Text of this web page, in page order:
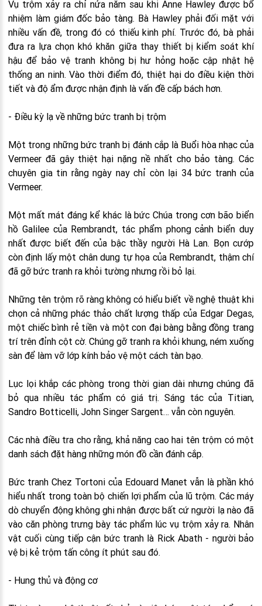
Vụ trộm xảy ra chỉ nửa năm sau khi Anne Hawley được bổ
nhiệm làm giám đốc bảo tàng. Bà Hawley phải đối mặt với
nhiều vấn đề, trong đó có thiếu kinh phí. Trước đó, bà phải
đưa ra lựa chọn khó khăn giữa thay thiết bị kiểm soát khí
hậu để bảo vệ tranh không bị hư hỏng hoặc cập nhật hệ
thống an ninh. Vào thời điểm đó, thiệt hại do điều kiện thời
tiết và độ ẩm được nhận định là vấn đề cấp bách hơn.
- Điều kỳ lạ về những bức tranh bị trộm
Một trong những bức tranh bị đánh cắp là Buổi hòa nhạc của
Vermeer đã gây thiệt hại nặng nề nhất cho bảo tàng. Các
chuyên gia tin rằng ngày nay chỉ còn lại 34 bức tranh của
Vermeer.
Một mất mát đáng kể khác là bức Chúa trong cơn bão biển
hồ Galilee của Rembrandt, tác phẩm phong cảnh biển duy
nhất được biết đến của bậc thầy người Hà Lan. Bọn cướp
còn định lấy một chân dung tự họa của Rembrandt, thậm chí
đã gỡ bức tranh ra khỏi tường nhưng rồi bỏ lại.
Những tên trộm rõ ràng không có hiểu biết về nghệ thuật khi
chọn cả những phác thảo chất lượng thấp của Edgar Degas,
một chiếc bình rẻ tiền và một con đại bàng bằng đồng trang
trí trên đỉnh cột cờ. Chúng gỡ tranh ra khỏi khung, ném xuống
sàn để làm vỡ lớp kính bảo vệ một cách tàn bạo.
Lục lọi khắp các phòng trong thời gian dài nhưng chúng đã
bỏ qua nhiều tác phẩm có giá trị. Sáng tác của Titian,
Sandro Botticelli, John Singer Sargent… vẫn còn nguyên.
Các nhà điều tra cho rằng, khả năng cao hai tên trộm có một
danh sách đặt hàng những món đồ cần đánh cắp.
Bức tranh Chez Tortoni của Edouard Manet vẫn là phần khó
hiểu nhất trong toàn bộ chiến lợi phẩm của lũ trộm. Các máy
dò chuyển động không ghi nhận được bất cứ người lạ nào đã
vào căn phòng trưng bày tác phẩm lúc vụ trộm xảy ra. Nhân
vật cuối cùng tiếp cận bức tranh là Rick Abath - người bảo
vệ bị kẻ trộm tấn công ít phút sau đó.
- Hung thủ và động cơ